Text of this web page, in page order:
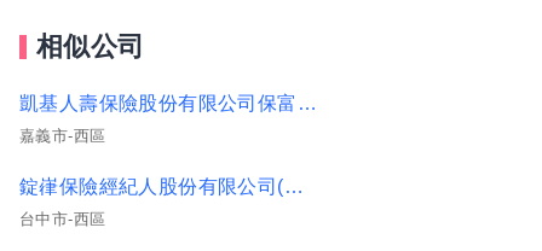
相似公司
凱基人壽保險股份有限公司保富通訊處(凱基中嘉網第26021101號)
嘉義市-西區
錠嵂保險經紀人股份有限公司(中十六營業處)
台中市-西區